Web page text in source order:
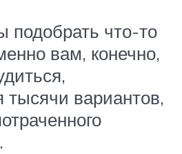
подобрать что-то
вам, конечно,
тысячи вариантов,